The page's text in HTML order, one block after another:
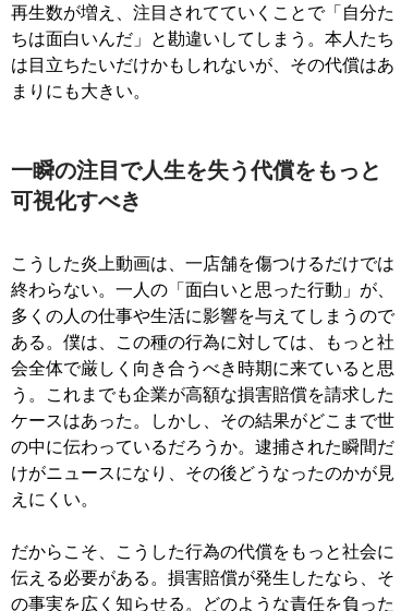
再生数が増え、注目されてていくことで「自分た
ちは面白いんだ」と勘違いしてしまう。本人たち
は目立ちたいだけかもしれないが、その代償はあ
まりにも大きい。
一瞬の注目で人生を失う代償をもっと
可視化すべき
こうした炎上動画は、一店舗を傷つけるだけでは
終わらない。一人の「面白いと思った行動」が、
多くの人の仕事や生活に影響を与えてしまうので
ある。僕は、この種の行為に対しては、もっと社
会全体で厳しく向き合うべき時期に来ていると思
う。これまでも企業が高額な損害賠償を請求した
ケースはあった。しかし、その結果がどこまで世
の中に伝わっているだろうか。逮捕された瞬間だ
けがニュースになり、その後どうなったのかが見
えにくい。
だからこそ、こうした行為の代償をもっと社会に
伝える必要がある。損害賠償が発生したなら、そ
の事実を広く知らせる。どのような責任を負った